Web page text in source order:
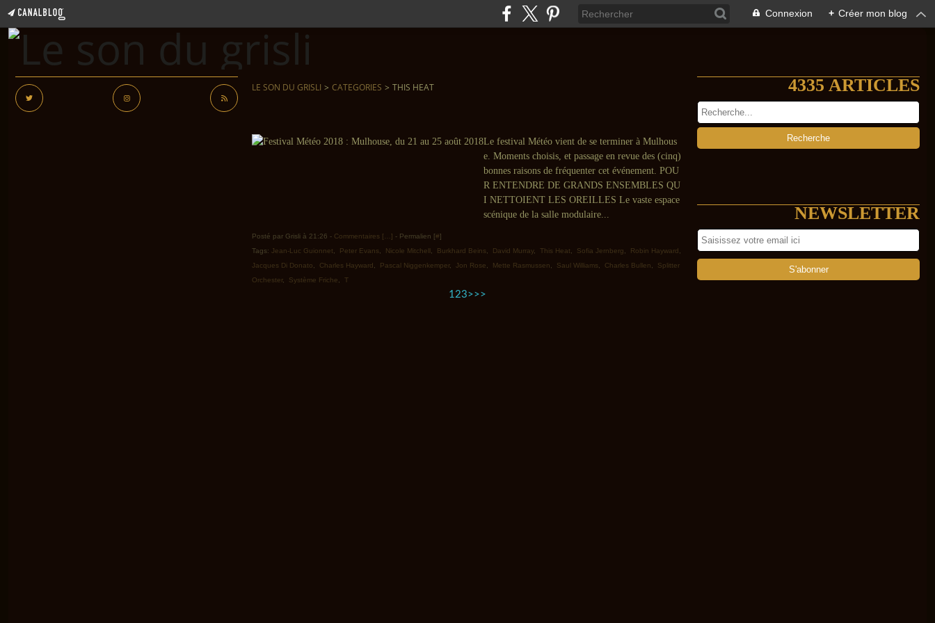
Connexion + Créer mon blog
LE SON DU GRISLI > CATEGORIES > THIS HEAT
Le festival Météo vient de se terminer à Mulhous
e. Moments choisis, et passage en revue des (cinq)
bonnes raisons de fréquenter cet événement. POU
R ENTENDRE DE GRANDS ENSEMBLES QU
I NETTOIENT LES OREILLES Le vaste espace
scénique de la salle modulaire...
Posté par Grisli à 21:26 - Commentaires [ ] - Permalien [#]
Tags: Jean-Luc Guionnet Peter Evans Nicole Mitchell Burkhard Beins David Murray, This Heat Sofia Jernberg Robin Hayward
Jacques Di Donato
Charles Hayward Pascal Niggenkemper, Jon Rose Mette Rasmussen Saul Williams Charles Bullen
Splitter
Orchester, Système Friche T
123>>>
4335 ARTICLES
NEWSLETTER